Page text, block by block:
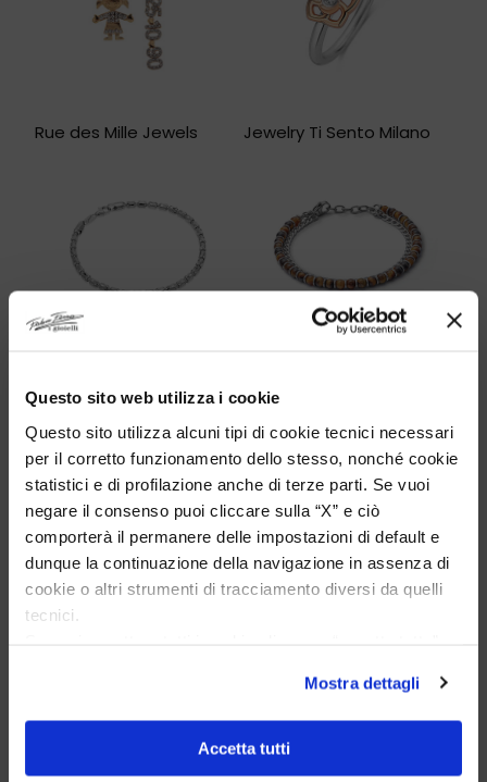
Questo sito web utilizza i cookie
Questo sito utilizza alcuni tipi di cookie tecnici necessari
per il corretto funzionamento dello stesso, nonché cookie
statistici e di profilazione anche di terze parti. Se vuoi
negare il consenso puoi cliccare sulla “X” e ciò
comporterà il permanere delle impostazioni di default e
dunque la continuazione della navigazione in assenza di
cookie o altri strumenti di tracciamento diversi da quelli
tecnici.
Se vuoi saperne di più consulta laprivacy policye la
Mostra dettagli
Accetta tutti
Rue des Mille Jewels Jewelry Ti Sento Milano
Excellent
4,9/5
721
reviews
Ho acquistato l'orologio Longines Conquest e l'esperienza è